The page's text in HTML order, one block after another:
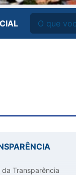
da Transparência